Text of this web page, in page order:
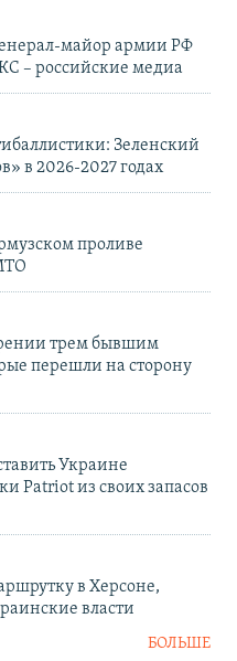
майор армии РФ
– российские медиа
Зеленский
в 2026-2027 годах
проливе
трем бывшим
перешли на сторону
Украине
Patriot из своих запасов
в Херсоне,
власти
БОЛЬШЕ